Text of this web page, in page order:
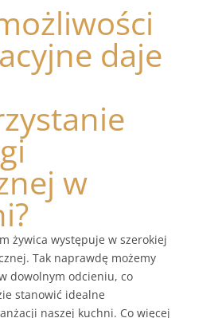
daje
w
żywica występuje w szerokiej
Tak naprawdę możemy
dowolnym odcieniu, co
stanowić idealne
naszej kuchni. Co więcej